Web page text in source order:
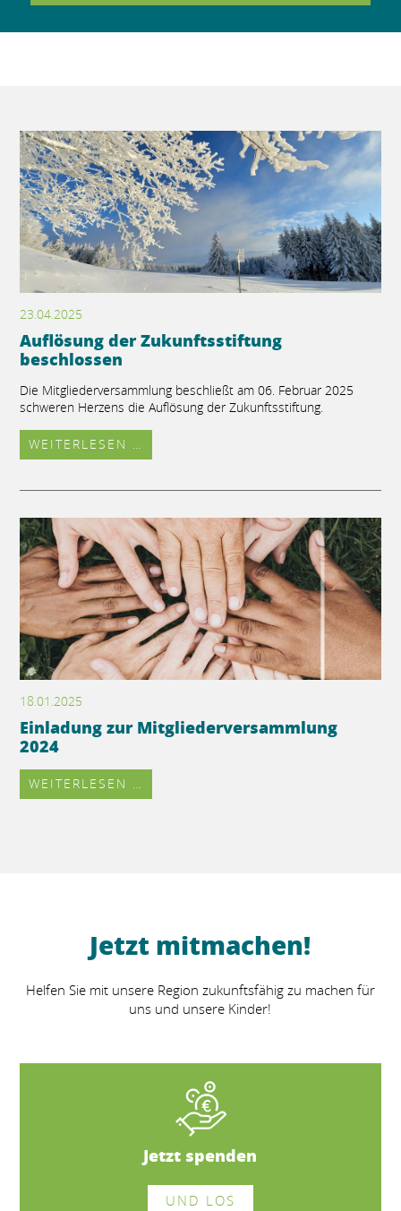
23.04.2025
Auflösung der Zukunftsstiftung
beschlossen
Die Mitgliederversammlung beschließt am 06. Februar 2025
schweren Herzens die Auflösung der Zukunftsstiftung.
WEITERLESEN …
18.01.2025
Einladung zur Mitgliederversammlung
2024
WEITERLESEN …
Jetzt mitmachen!
Helfen Sie mit unsere Region zukunftsfähig zu machen für
uns und unsere Kinder!
Jetzt spenden
UND LOS